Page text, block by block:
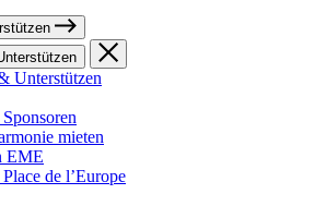
Unterstützen
mieten
EME
de l’Europe